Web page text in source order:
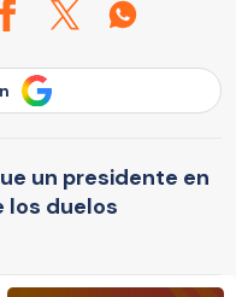
un presidente en
los duelos